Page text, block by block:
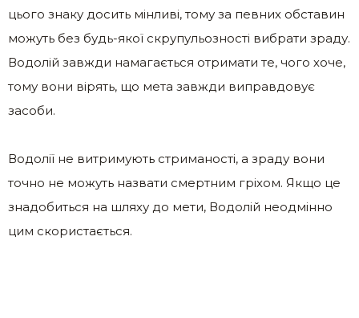
цього знаку досить мінливі, тому за певних обставин
можуть без будь-якої скрупульозності вибрати зраду.
Водолій завжди намагається отримати те, чого хоче,
тому вони вірять, що мета завжди виправдовує
засоби.
Водолії не витримують стриманості, а зраду вони
точно не можуть назвати смертним гріхом. Якщо це
знадобиться на шляху до мети, Водолій неодмінно
цим скористається.